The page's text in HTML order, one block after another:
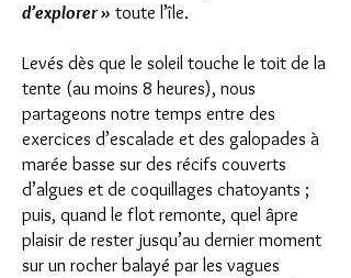
d’explorer » toute l’île.
Levés dès que le soleil touche le toit de la
tente (au moins 8 heures), nous
partageons notre temps entre des
exercices d’escalade et des galopades à
marée basse sur des récifs couverts
d’algues et de coquillages chatoyants ;
puis, quand le flot remonte, quel âpre
plaisir de rester jusqu’au dernier moment
sur un rocher balayé par les vagues